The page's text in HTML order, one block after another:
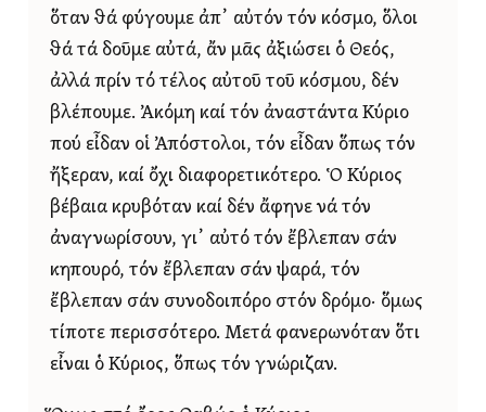
ὅταν θά φύγουμε ἀπ᾿ αὐτόν τόν κόσμο, ὅλοι
θά τά δοῦμε αὐτά, ἄν μᾶς ἀξιώσει ὁ Θεός,
ἀλλά πρίν τό τέλος αὐτοῦ τοῦ κόσμου, δέν
βλέπουμε. Ἀκόμη καί τόν ἀναστάντα Κύριο
πού εἶδαν οἱ Ἀπόστολοι, τόν εἶδαν ὅπως τόν
ἤξεραν, καί ὄχι διαφορετικότερο. Ὁ Κύριος
βέβαια κρυβόταν καί δέν ἄφηνε νά τόν
ἀναγνωρίσουν, γι᾿ αὐτό τόν ἔβλεπαν σάν
κηπουρό, τόν ἔβλεπαν σάν ψαρά, τόν
ἔβλεπαν σάν συνοδοιπόρο στόν δρόμο· ὅμως
τίποτε περισσότερο. Μετά φανερωνόταν ὅτι
εἶναι ὁ Κύριος, ὅπως τόν γνώριζαν.